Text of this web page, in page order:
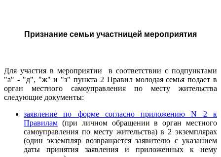
Признание семьи участницей мероприятия
Для участия в мероприятии в соответствии с подпунктами
"а" - "д", "ж" и "з" пункта 2 Правил молодая семья подает в
орган местного самоуправления по месту жительства
следующие документы:
заявление по форме согласно приложению N 2 к
Правилам (при личном обращении в орган местного
самоуправления по месту жительства) в 2 экземплярах
(один экземпляр возвращается заявителю с указанием
даты принятия заявления и приложенных к нему